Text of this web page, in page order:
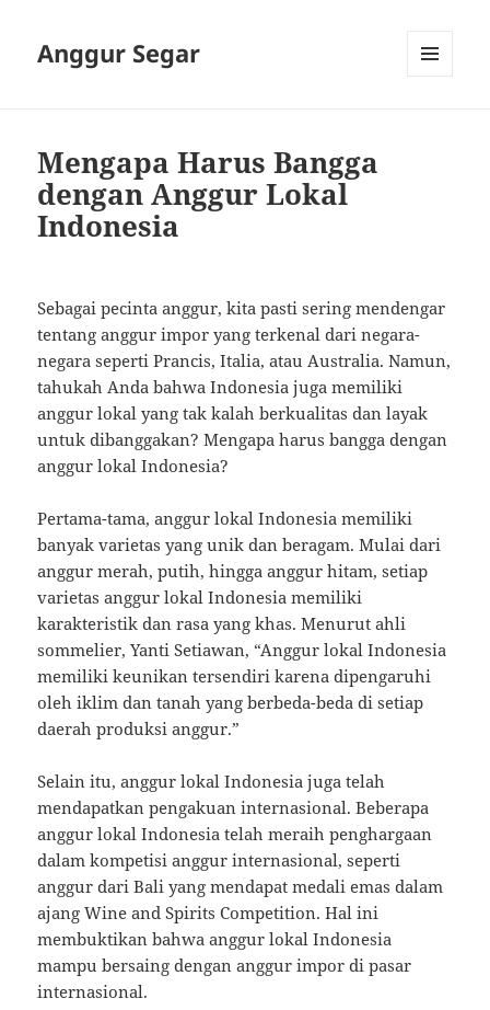
Anggur Segar
Mengapa Harus Bangga
dengan Anggur Lokal
Indonesia
Sebagai pecinta anggur, kita pasti sering mendengar
tentang anggur impor yang terkenal dari negara-
negara seperti Prancis, Italia, atau Australia. Namun,
tahukah Anda bahwa Indonesia juga memiliki
anggur lokal yang tak kalah berkualitas dan layak
untuk dibanggakan? Mengapa harus bangga dengan
anggur lokal Indonesia?
Pertama-tama, anggur lokal Indonesia memiliki
banyak varietas yang unik dan beragam. Mulai dari
anggur merah, putih, hingga anggur hitam, setiap
varietas anggur lokal Indonesia memiliki
karakteristik dan rasa yang khas. Menurut ahli
sommelier, Yanti Setiawan, “Anggur lokal Indonesia
memiliki keunikan tersendiri karena dipengaruhi
oleh iklim dan tanah yang berbeda-beda di setiap
daerah produksi anggur.”
Selain itu, anggur lokal Indonesia juga telah
mendapatkan pengakuan internasional. Beberapa
anggur lokal Indonesia telah meraih penghargaan
dalam kompetisi anggur internasional, seperti
anggur dari Bali yang mendapat medali emas dalam
ajang Wine and Spirits Competition. Hal ini
membuktikan bahwa anggur lokal Indonesia
mampu bersaing dengan anggur impor di pasar
internasional.